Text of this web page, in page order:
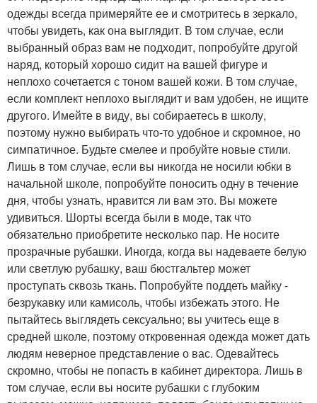
одежды всегда примеряйте ее и смотритесь в зеркало,
чтобы увидеть, как она выглядит. В том случае, если
выбранный образ вам не подходит, попробуйте другой
наряд, который хорошо сидит на вашей фигуре и
неплохо сочетается с тоном вашей кожи. В том случае,
если комплект неплохо выглядит и вам удобен, не ищите
другого. Имейте в виду, вы собираетесь в школу,
поэтому нужно выбирать что-то удобное и скромное, но
симпатичное. Будьте смелее и пробуйте новые стили.
Лишь в том случае, если вы никогда не носили юбки в
начальной школе, попробуйте поносить одну в течение
дня, чтобы узнать, нравится ли вам это. Вы можете
удивиться. Шорты всегда были в моде, так что
обязательно приобретите несколько пар. Не носите
прозрачные рубашки. Иногда, когда вы надеваете белую
или светлую рубашку, ваш бюстгальтер может
проступать сквозь ткань. Попробуйте поддеть майку -
безрукавку или камисоль, чтобы избежать этого. Не
пытайтесь выглядеть сексуально; вы учитесь еще в
средней школе, поэтому откровенная одежда может дать
людям неверное представление о вас. Одевайтесь
скромно, чтобы не попасть в кабинет директора. Лишь в
том случае, если вы носите рубашки с глубоким